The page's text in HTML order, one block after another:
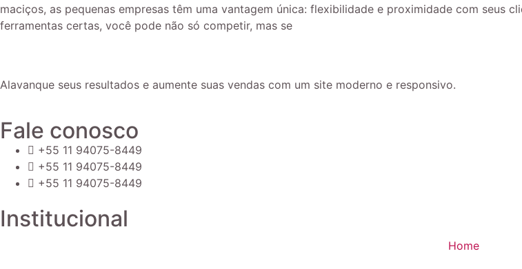
maciços, as pequenas empresas têm uma vantagem única: flexibilidade e proximidade com seus
ferramentas certas, você pode não só competir, mas se
Alavanque seus resultados e aumente suas vendas com um site moderno e responsivo.
Fale conosco​
+55 11 94075-8449
+55 11 94075-8449
+55 11 94075-8449
Institucional​
Home